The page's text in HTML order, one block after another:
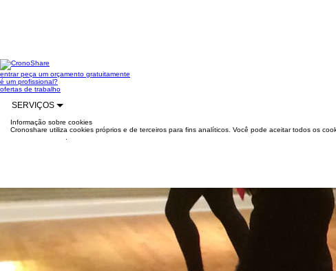
entrarpeça um orçamento gratuitamente
é um profissional?
ofertas de trabalho
SERVIÇOS
Informação sobre cookies
Cronoshare utiliza cookies próprios e de terceiros para fins analíticos. Você pode aceitar todos os